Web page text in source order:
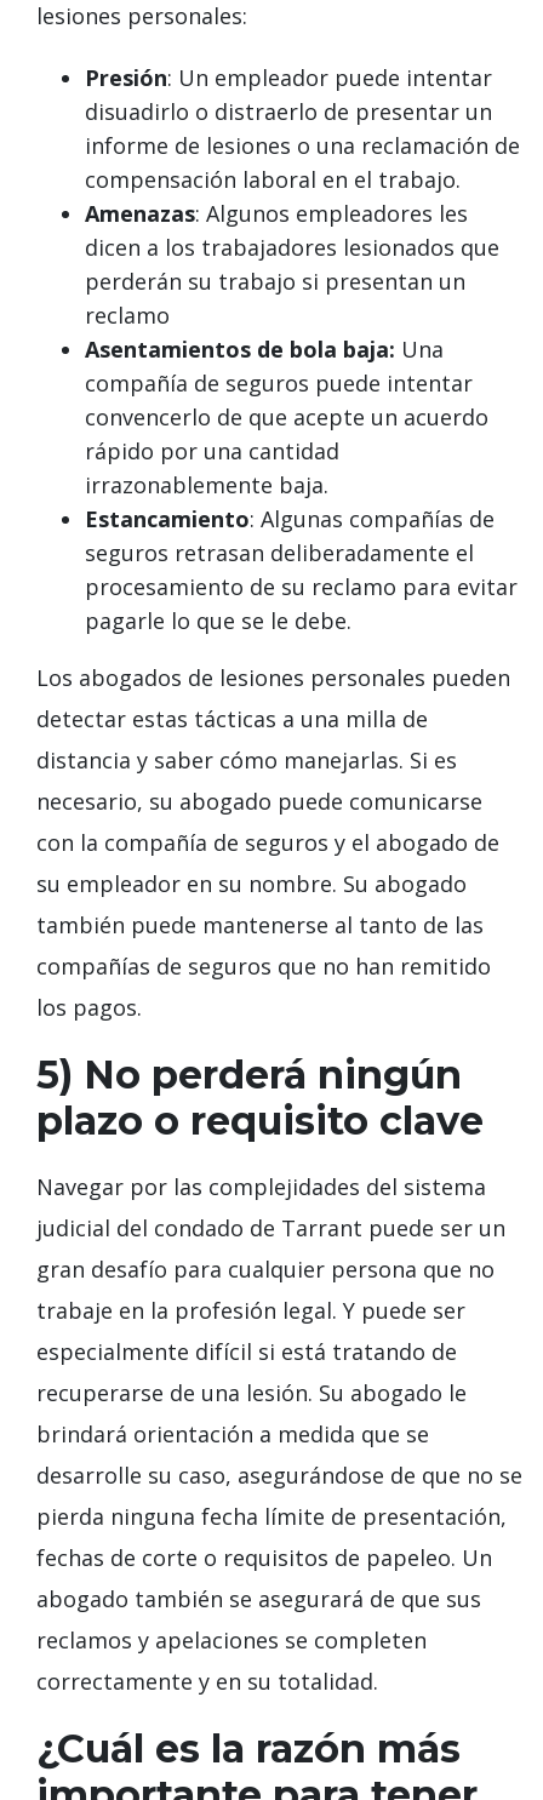
lesiones personales:
Presión: Un empleador puede intentar
disuadirlo o distraerlo de presentar un
informe de lesiones o una reclamación de
compensación laboral en el trabajo.
Amenazas: Algunos empleadores les
dicen a los trabajadores lesionados que
perderán su trabajo si presentan un
reclamo
Asentamientos de bola baja: Una
compañía de seguros puede intentar
convencerlo de que acepte un acuerdo
rápido por una cantidad
irrazonablemente baja.
Estancamiento: Algunas compañías de
seguros retrasan deliberadamente el
procesamiento de su reclamo para evitar
pagarle lo que se le debe.
Los abogados de lesiones personales pueden
detectar estas tácticas a una milla de
distancia y saber cómo manejarlas. Si es
necesario, su abogado puede comunicarse
con la compañía de seguros y el abogado de
su empleador en su nombre. Su abogado
también puede mantenerse al tanto de las
compañías de seguros que no han remitido
los pagos.
5) No perderá ningún
plazo o requisito clave
Navegar por las complejidades del sistema
judicial del condado de Tarrant puede ser un
gran desafío para cualquier persona que no
trabaje en la profesión legal. Y puede ser
especialmente difícil si está tratando de
recuperarse de una lesión. Su abogado le
brindará orientación a medida que se
desarrolle su caso, asegurándose de que no se
pierda ninguna fecha límite de presentación,
fechas de corte o requisitos de papeleo. Un
abogado también se asegurará de que sus
reclamos y apelaciones se completen
correctamente y en su totalidad.
¿Cuál es la razón más